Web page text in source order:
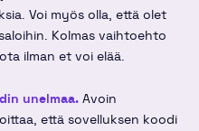
Voi myös olla, että olet
Kolmas vaihtoehto
ilman et voi elää.
unelmaa. Avoin
että sovelluksen koodi